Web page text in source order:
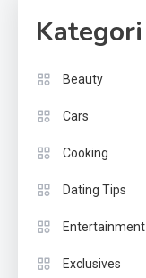
Kategori
Beauty
Cars
Cooking
Dating Tips
Entertainment
Exclusives